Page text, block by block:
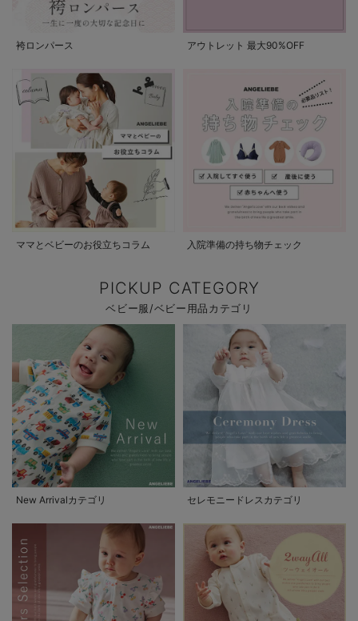
袴ロンパース アウトレット 最大90%OFF
ママとベビーのお役立ちコラム 入院準備の持ち物チェック
PICKUP CATEGORY
ベビー服/ベビー用品カテゴリ
New Arrivalカテゴリ セレモニードレスカテゴリ